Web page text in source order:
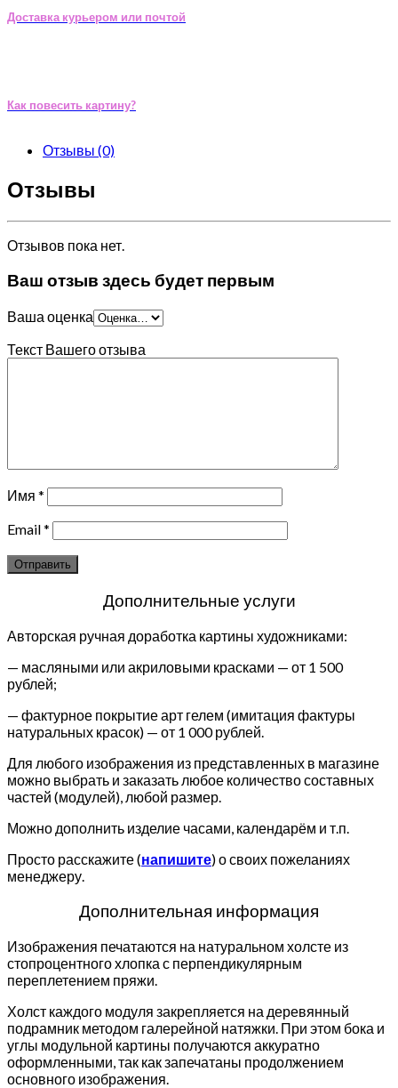
Доставка курьером или почтой
Как повесить картину?
Отзывы (0)
Отзывы
Отзывов пока нет.
Ваш отзыв здесь будет первым
Ваша оценка
Текст Вашего отзыва
Имя *
Email*
Дополнительные услуги
Авторская ручная доработка картины художниками:
— масляными или акриловыми красками — от 1 500
рублей;
— фактурное покрытие арт гелем (имитация фактуры
натуральных красок) — от 1 000 рублей.
Для любого изображения из представленных в магазине
можно выбрать и заказать любое количество составных
частей (модулей), любой размер.
Можно дополнить изделие часами, календарём и т.п.
Просто расскажите (напишите) о своих пожеланиях
менеджеру.
Дополнительная информация
Изображения печатаются на натуральном холсте из
стопроцентного хлопка с перпендикулярным
переплетением пряжи.
Холст каждого модуля закрепляется на деревянный
подрамник методом галерейной натяжки. При этом бока и
углы модульной картины получаются аккуратно
оформленными, так как запечатаны продолжением
основного изображения.